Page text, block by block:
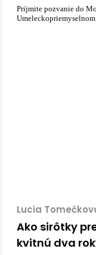
Prijmite pozvanie do
Lucia
Ako sirôtky
kvitnú dva